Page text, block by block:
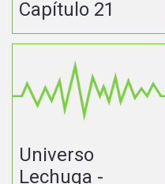
Capítulo 21
Universo
Lechuga -